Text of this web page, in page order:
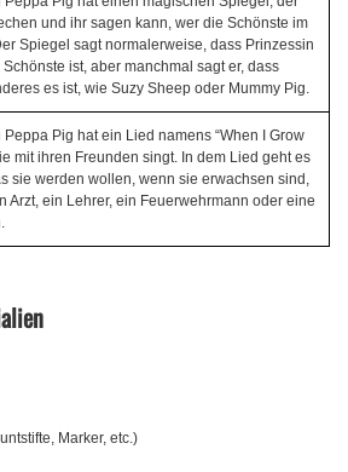
und ihr sagen kann, wer die Schönste im
Spiegel sagt normalerweise, dass Prinzessin
Schönste ist, aber manchmal sagt er, dass
es ist, wie Suzy Sheep oder Mummy Pig.
Peppa Pig hat ein Lied namens “When I Grow
mit ihren Freunden singt. In dem Lied geht es
sie werden wollen, wenn sie erwachsen sind,
Arzt, ein Lehrer, ein Feuerwehrmann oder eine
Marker, etc.)